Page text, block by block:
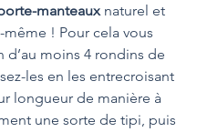
manteaux naturel et
! Pour cela vous
d’au moins 4 rondins de
les en les entrecroisant
longueur de manière à
une sorte de tipi, puis